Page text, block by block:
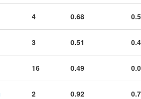
4 0.68
3 0.51
16 0.49
2 0.92